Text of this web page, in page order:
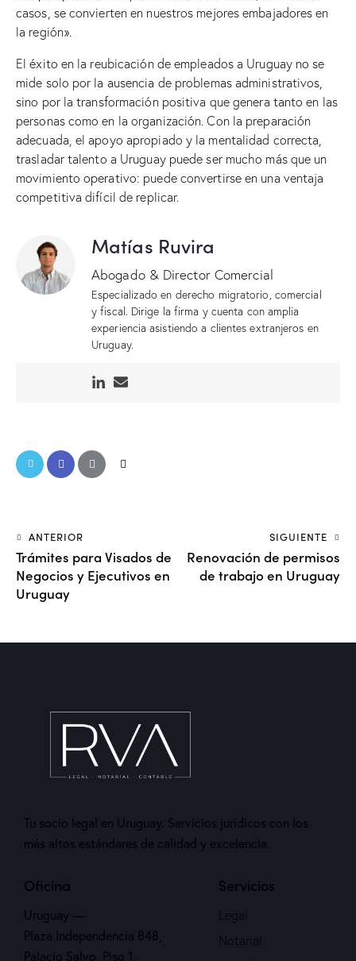
casos, se convierten en nuestros mejores embajadores en
la región».
El éxito en la reubicación de empleados a Uruguay no se
mide solo por la ausencia de problemas administrativos,
sino por la transformación positiva que genera tanto en las
personas como en la organización. Con la preparación
adecuada, el apoyo apropiado y la mentalidad correcta,
trasladar talento a Uruguay puede ser mucho más que un
movimiento operativo: puede convertirse en una ventaja
competitiva difícil de replicar.
Matías Ruvira
Abogado & Director Comercial
Especializado en derecho migratorio, comercial
y fiscal. Dirige la firma y cuenta con amplia
experiencia asistiendo a clientes extranjeros en
Uruguay.
ANTERIOR
Trámites para Visados de
Negocios y Ejecutivos en
Uruguay
SIGUIENTE
Renovación de permisos
de trabajo en Uruguay
Tu socio legal en Uruguay. Servicios jurídicos con los
más altos estándares de calidad y excelencia.
Oficina
Uruguay —
Plaza Independencia 848,
Palacio Salvo, Piso 1,
Servicios
Legal
Notarial